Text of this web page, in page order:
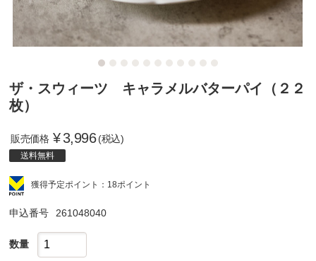
ザ・スウィーツ キャラメルバターパイ（２２
枚）
販売価格 ¥3,996 (税込)
送料無料
獲得予定ポイント：18ポイント
申込番号 261048040
数量